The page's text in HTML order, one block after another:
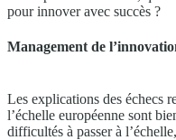
pour innover avec succès ?
Management de
Les explications des échecs
l’échelle européenne sont
difficultés à passer à